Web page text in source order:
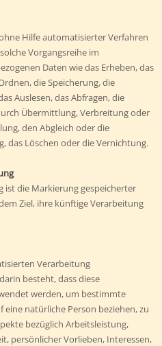
Hilfe automatisierter Verfahren
Vorgangsreihe im
Daten wie das Erheben, das
die Speicherung, die
Auslesen, das Abfragen, die
Übermittlung, Verbreitung oder
den Abgleich oder die
das Löschen oder die Vernichtung.
ist die Markierung gespeicherter
Ziel, ihre künftige Verarbeitung
Verarbeitung
besteht, dass diese
werden, um bestimmte
eine natürliche Person beziehen, zu
bezüglich Arbeitsleistung,
persönlicher Vorlieben, Interessen,